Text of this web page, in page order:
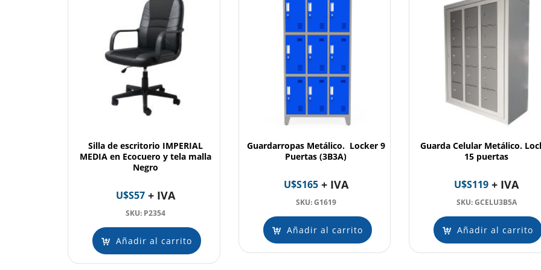
Silla de escritorio IMPERIAL
MEDIA en Ecocuero y tela malla
Negro
U$S57+ IVA
SKU: P2354
Añadir al carrito
Guardarropas Metálico. Locker 9
Puertas (3B3A)
U$S165+ IVA
SKU: G1619
Añadir al carrito
Guarda Celular Metálico.
15 puertas
U$S119 + IVA
SKU: GCELU3B5A
Añadir al carrito